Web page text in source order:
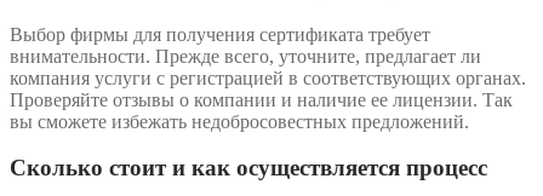
Выбор фирмы для получения сертификата требует
внимательности. Прежде всего, уточните, предлагает ли
компания услуги с регистрацией в соответствующих органах.
Проверяйте отзывы о компании и наличие ее лицензии. Так
вы сможете избежать недобросовестных предложений.
Сколько стоит и как осуществляется процесс